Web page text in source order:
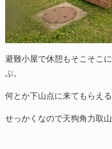
避難小屋で休憩もそこそこ
ぶ。
何とか下山点に来てもらえ
せっかくなので天狗角力取